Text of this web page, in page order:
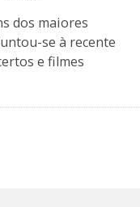
dos maiores
se à recente
e filmes